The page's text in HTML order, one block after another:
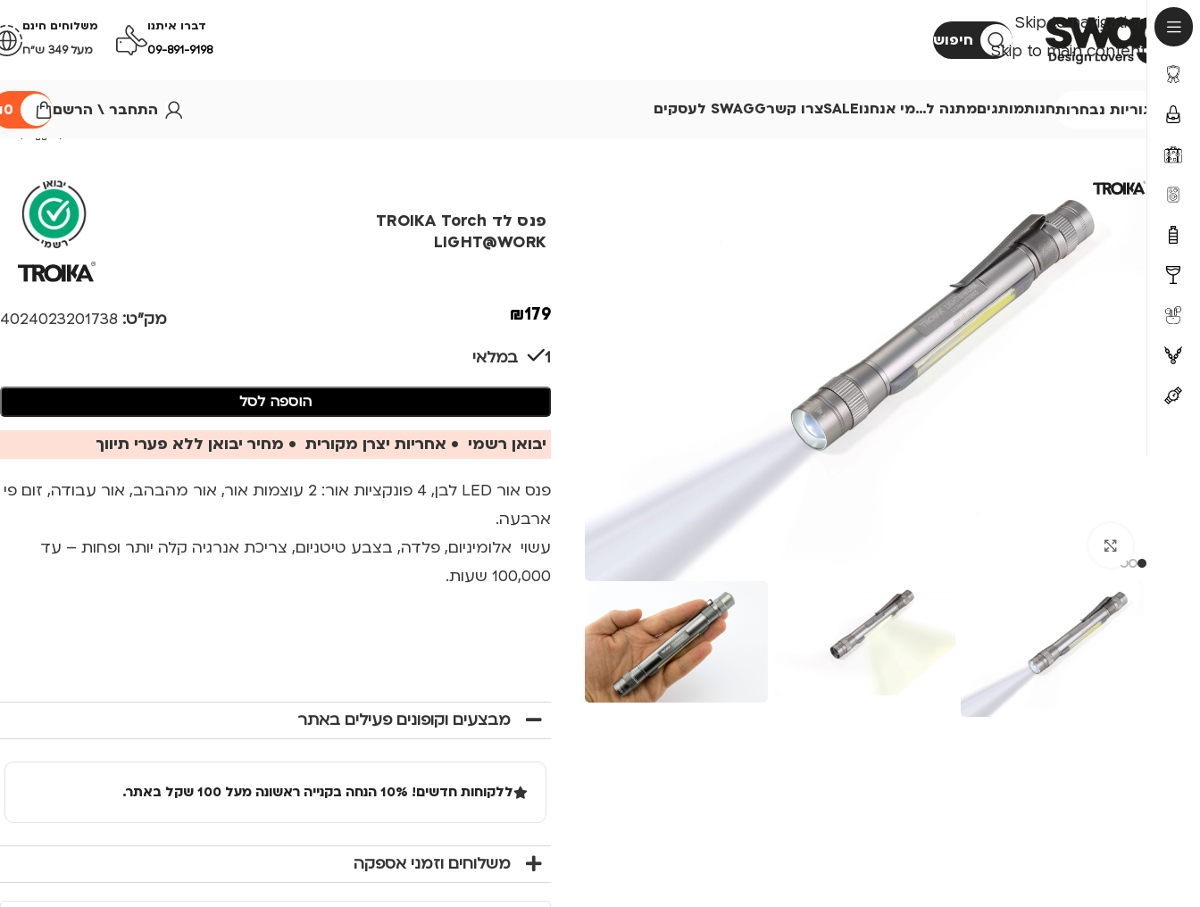
Skip to navigation
Skip to main content
חיפוש
דברו איתנו
09-891-9198
משלוחים חינם
מעל 349 ש״ח
קטגוריות נבחרותחנותמותגיםמתנה ל…מי אנחנוSALEצרו קשרSWAGG לעסקים התחבר \ הרשם 0
פנס לד TROIKA Torch
LIGHT@WORK
₪179 מק"ט: 4024023201738
1 במלאי
הוספה לסל
יבואן רשמי • אחריות יצרן מקורית • מחיר יבואן ללא פערי תיווך
פנס אור LED לבן, 4 פונקציות אור: 2 עוצמות אור, אור מהבהב, אור עבודה, זום פי
ארבעה.
עשוי אלומיניום, פלדה, בצבע טיטניום, צריכת אנרגיה קלה יותר ופחות – עד
100,000 שעות.
מבצעים וקופונים פעילים באתר
ללקוחות חדשים! 10% הנחה בקנייה ראשונה מעל 100 שקל באתר.
משלוחים וזמני אספקה